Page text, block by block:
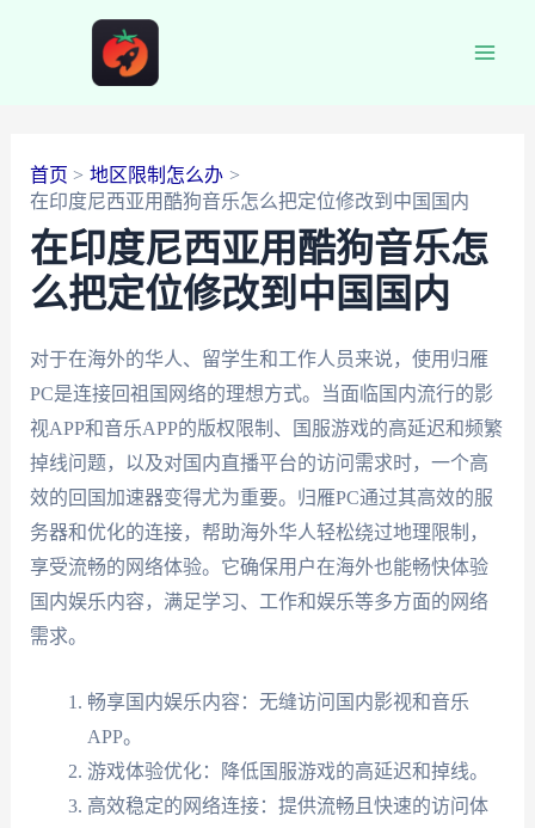
首页
地区限制怎么办
在印度尼西亚用酷狗音乐怎么把定位修改到中国国内
在印度尼西亚用酷狗音乐怎
么把定位修改到中国国内
对于在海外的华人、留学生和工作人员来说，使用归雁
PC是连接回祖国网络的理想方式。当面临国内流行的影
视APP和音乐APP的版权限制、国服游戏的高延迟和频繁
掉线问题，以及对国内直播平台的访问需求时，一个高
效的回国加速器变得尤为重要。归雁PC通过其高效的服
务器和优化的连接，帮助海外华人轻松绕过地理限制，
享受流畅的网络体验。它确保用户在海外也能畅快体验
国内娱乐内容，满足学习、工作和娱乐等多方面的网络
需求。
畅享国内娱乐内容：无缝访问国内影视和音乐
APP。
游戏体验优化：降低国服游戏的高延迟和掉线。
高效稳定的网络连接：提供流畅且快速的访问体